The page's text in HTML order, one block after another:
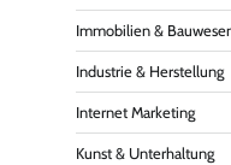
Immobilien &
Industrie & Herstellung
Internet Marketing
Kunst & Unterhaltung